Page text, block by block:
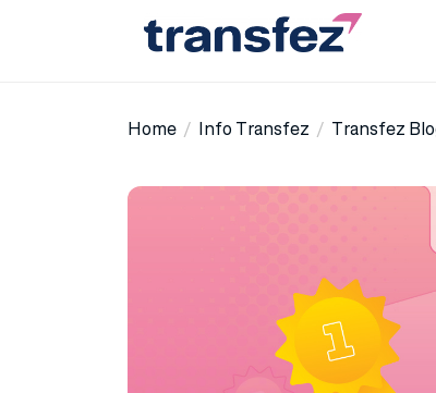
Home Info Transfez Transfez